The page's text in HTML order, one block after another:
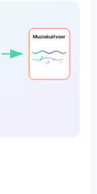
Muziekuitvoer
🎵
🎶
♪ ♫